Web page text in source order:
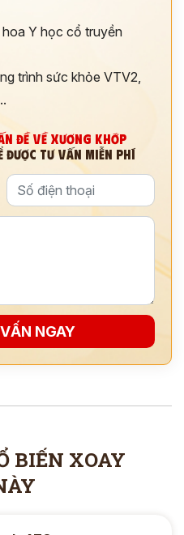
Y học cổ truyền
trình sức khỏe VTV2,
ĐỀ VỀ XƯƠNG KHỚP
ĐƯỢC TƯ VẤN MIỄN PHÍ
NGAY
BIẾN XOAY